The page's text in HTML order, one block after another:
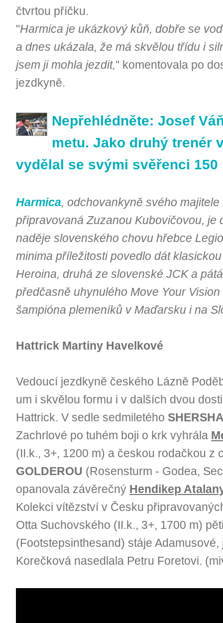
čtvrtou příčku.
"Harmica je ukázkový kůň, dobře se
a dnes ukázala, že má skvělou třídu i
jsem ji mohla jezdit," komentovala po
jezdkyně.
Nepřehlédněte: Josef
metu. Jako druhý trenér
vydělal se svými svěřenci
Harmica, odchovankyně svého
připravovaná Zuzanou Kubovičovou, je
naděje slovenského chovu hřebce
minima příležitosti povedlo dát
Heroina, druhá ze slovenské JCK a
předčasně uhynulého Move Your
šampióna plemeníků v Maďarsku i na
Hattrick Martiny Havelkové
Vedoucí jezdkyně českého Lázně
um i skvělou formu i v dalších dvou
Hattrick. V sedle sedmiletého
Zachrlové po tuhém boji o krk vyhrála
(II.k., 3+, 1200 m) a českou rodačkou z
GOLDEROU (Rosensturm - Godea,
opanovala závěrečný Hendikep
Kolekci vítězství v Česku
Otta Suchovského (II.k., 3+, 1700 m)
(Footstepsinthesand) stáje
Korečková nasedlala Petru Foretovi.